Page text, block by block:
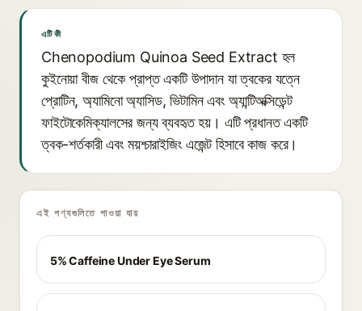
এটি কী
Chenopodium Quinoa Seed Extract হল
কুইনোয়া বীজ থেকে প্রাপ্ত একটি উপাদান যা ত্বকের যত্নে
প্রোটিন, অ্যামিনো অ্যাসিড, ভিটামিন এবং অ্যান্টিঅক্সিডেন্ট
ফাইটোকেমিক্যালসের জন্য ব্যবহৃত হয়। এটি প্রধানত একটি
ত্বক-শর্তকারী এবং ময়শ্চারাইজিং এজেন্ট হিসাবে কাজ করে।
এই পণ্যগুলিতে পাওয়া যায়
5% Caffeine Under Eye Serum